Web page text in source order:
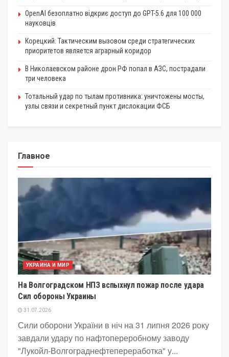
OpenAI безоплатно відкриє доступ до GPT-5.6 для 100 000
науковців
Корецкий: Тактическим вызовом среди стратегических
приоритетов является аграрный коридор
В Николаевском районе дрон РФ попал в АЗС, пострадали
три человека
Тотальный удар по тылам противника: уничтожены мосты,
узлы связи и секретный пункт дислокации ФСБ
Главное
УКРАИНА И МИР
На Волгоградском НПЗ вспыхнул пожар после удара
Сил обороны Украины
31.07.2026
Сили оборони України в ніч на 31 липня 2026 року
завдали удару по нафтопереробному заводу
"Лукойл-Волгограднефтепереработка" у...